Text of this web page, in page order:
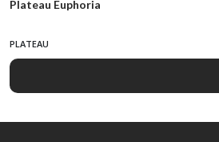
Plateau Euphoria
PLATEAU